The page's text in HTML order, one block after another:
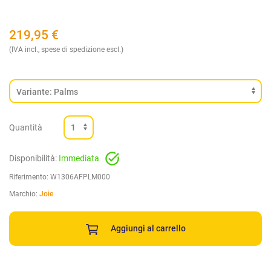
219,95 €
(IVA incl., spese di spedizione escl.)
Quantità
Disponibilità: Immediata
Riferimento: W1306AFPLM000
Marchio: Joie
Aggiungi al carrello